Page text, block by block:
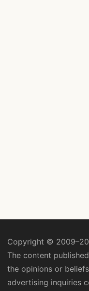
Copyright ©
The content
the opinions or
advertising inquiries